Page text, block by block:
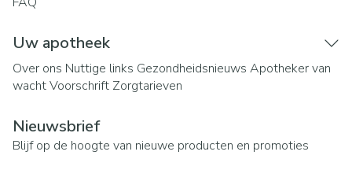
Uw apotheek
Over ons Nuttige links Gezondheidsnieuws Apotheker van
wachtVoorschrift Zorgtarieven
Nieuwsbrief
Blijf op de hoogte van nieuwe producten en promoties